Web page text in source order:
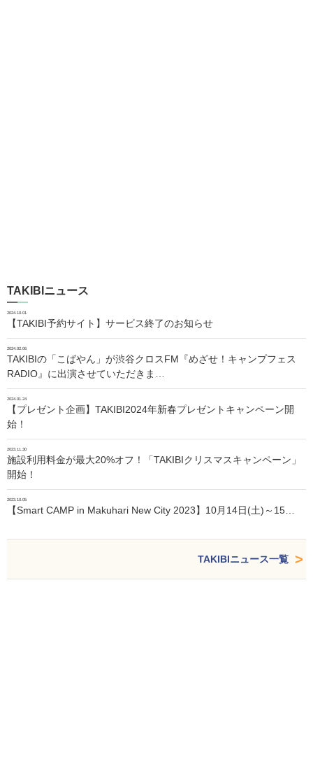
TAKIBIニュース
2024.10.01
【TAKIBI予約サイト】サービス終了のお知らせ
2024.02.06
TAKIBIの「こばやん」が渋谷クロスFM『めざせ！キャンプフェス
RADIO』に出演させていただきま…
2024.01.24
【プレゼント企画】TAKIBI2024年新春プレゼントキャンペーン開
始！
2023.11.30
施設利用料金が最大20%オフ！「TAKIBIクリスマスキャンペーン」
開始！
2023.10.05
【Smart CAMP in Makuhari New City 2023】10月14日(土)～15…
TAKIBIニュース一覧